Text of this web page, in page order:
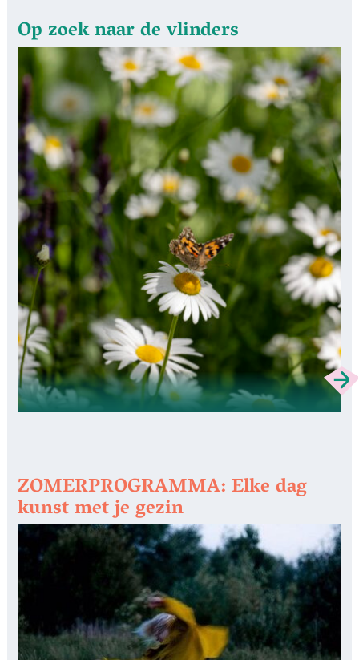
Op zoek naar de vlinders
ZOMERPROGRAMMA: Elke dag
kunst met je gezin